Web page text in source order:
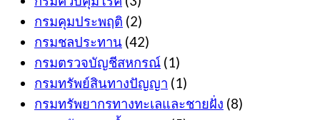
กรมคุมประพฤติ (2)
กรมชลประทาน (42)
กรมตรวจบัญชีสหกรณ์ (1)
กรมทรัพย์สินทางปัญญา (1)
กรมทรัพยากรทางทะเลและชายฝั่ง (8)